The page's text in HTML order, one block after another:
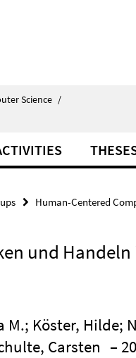
Science /
Human-Centered
und
Köster, Hilde;
Carsten –